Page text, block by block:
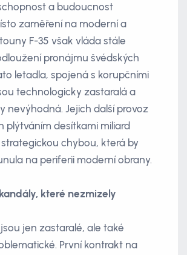
a budoucnost
zaměření na moderní a
F-35 však vláda stále
pronájmu švédských
letadla, spojená s korupčními
technologicky zastaralá a
nevýhodná. Jejich další provoz
plýtváním desítkami miliard
strategickou chybou, která by
na periferii moderní obrany.
které nezmizely
jen zastaralé, ale také
První kontrakt na